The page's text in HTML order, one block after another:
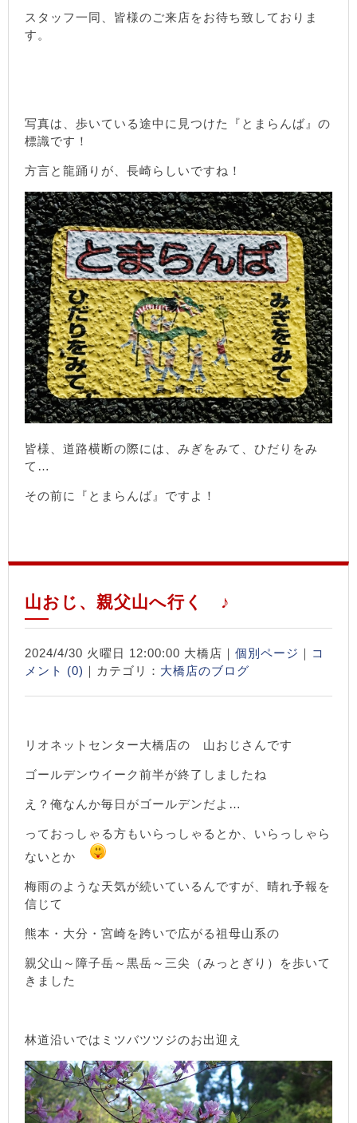
スタッフ一同、皆様のご来店をお待ち致しておりま
す。
写真は、歩いている途中に見つけた『とまらんば』の
標識です！
方言と龍踊りが、長崎らしいですね！
皆様、道路横断の際には、みぎをみて、ひだりをみ
て…
その前に『とまらんば』ですよ！
山おじ、親父山へ行く ♪
2024/4/30 火曜日 12:00:00 大橋店｜ 個別ページ ｜ コ
メント (0) ｜カテゴリ： 大橋店のブログ
リオネットセンター大橋店の 山おじさんです
ゴールデンウイーク前半が終了しましたね
え？俺なんか毎日がゴールデンだよ…
っておっしゃる方もいらっしゃるとか、いらっしゃら
ないとか
梅雨のような天気が続いているんですが、晴れ予報を
信じて
熊本・大分・宮崎を跨いで広がる祖母山系の
親父山～障子岳～黒岳～三尖（みっとぎり）を歩いて
きました
林道沿いではミツバツツジのお出迎え